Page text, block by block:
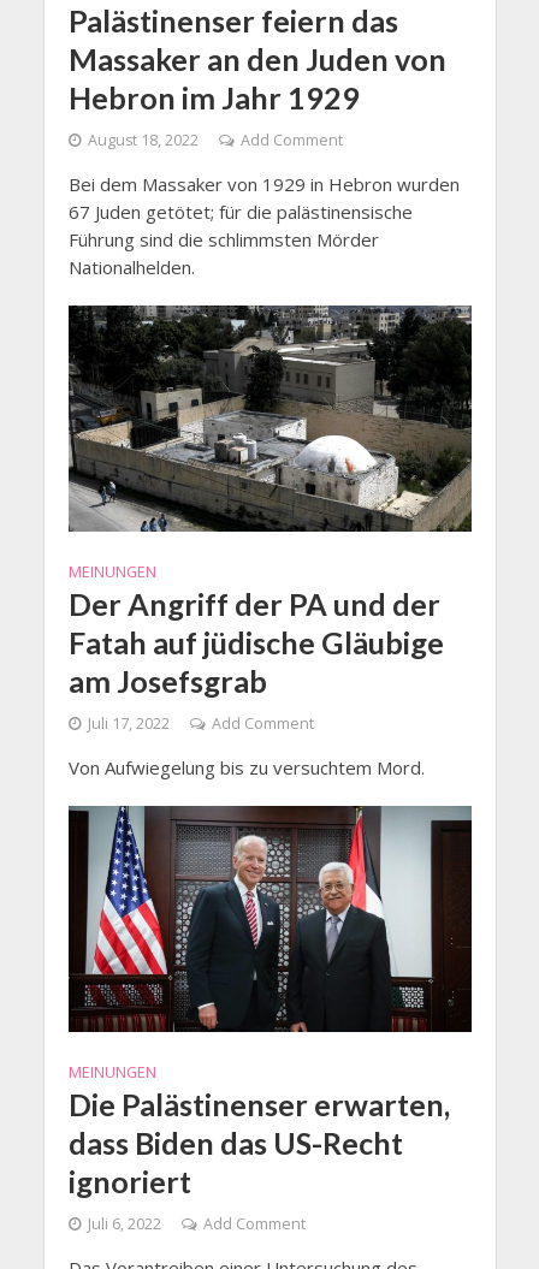
Palästinenser feiern das
Massaker an den Juden von
Hebron im Jahr 1929
August 18, 2022 Add Comment
Bei dem Massaker von 1929 in Hebron wurden
67 Juden getötet; für die palästinensische
Führung sind die schlimmsten Mörder
Nationalhelden.
MEINUNGEN
Der Angriff der PA und der
Fatah auf jüdische Gläubige
am Josefsgrab
Juli 17, 2022 Add Comment
Von Aufwiegelung bis zu versuchtem Mord.
MEINUNGEN
Die Palästinenser erwarten,
dass Biden das US-Recht
ignoriert
Juli 6, 2022 Add Comment